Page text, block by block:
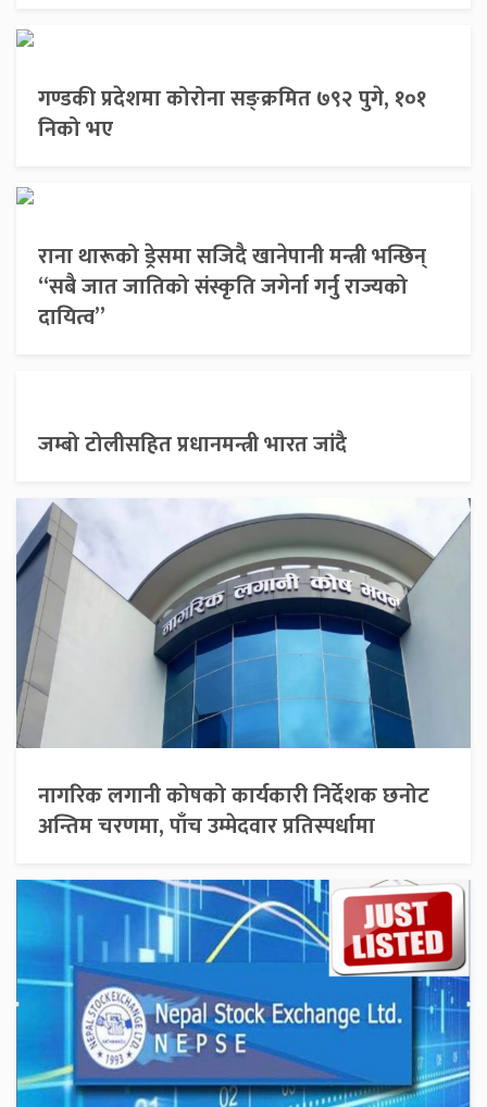
गण्डकी प्रदेशमा कोरोना सङ्क्रमित ७९२ पुगे, १०१
निको भए
राना थारूको ड्रेसमा सजिदै खानेपानी मन्त्री भन्छिन्
“सबै जात जातिको संस्कृति जगेर्ना गर्नु राज्यको
दायित्व”
जम्बो टोलीसहित प्रधानमन्त्री भारत जांदै
नागरिक लगानी कोषको कार्यकारी निर्देशक छनोट
अन्तिम चरणमा, पाँच उम्मेदवार प्रतिस्पर्धामा